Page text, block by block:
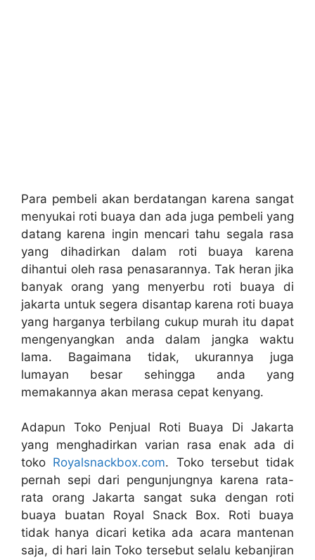
Para pembeli akan berdatangan karena sangat
menyukai roti buaya dan ada juga pembeli yang
datang karena ingin mencari tahu segala rasa
yang dihadirkan dalam roti buaya karena
dihantui oleh rasa penasarannya. Tak heran jika
banyak orang yang menyerbu roti buaya di
jakarta untuk segera disantap karena roti buaya
yang harganya terbilang cukup murah itu dapat
mengenyangkan anda dalam jangka waktu
lama. Bagaimana tidak, ukurannya juga
lumayan besar sehingga anda yang
memakannya akan merasa cepat kenyang.
Adapun Toko Penjual Roti Buaya Di Jakarta
yang menghadirkan varian rasa enak ada di
toko Royalsnackbox.com. Toko tersebut tidak
pernah sepi dari pengunjungnya karena rata-
rata orang Jakarta sangat suka dengan roti
buaya buatan Royal Snack Box. Roti buaya
tidak hanya dicari ketika ada acara mantenan
saja, di hari lain Toko tersebut selalu kebanjiran